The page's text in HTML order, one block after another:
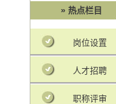
» 热点栏目
岗位设置
人才招聘
职称评审